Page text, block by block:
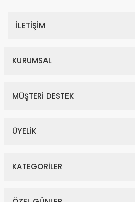
İLETİŞİM
KURUMSAL
MÜŞTERİ DESTEK
ÜYELİK
KATEGORİLER